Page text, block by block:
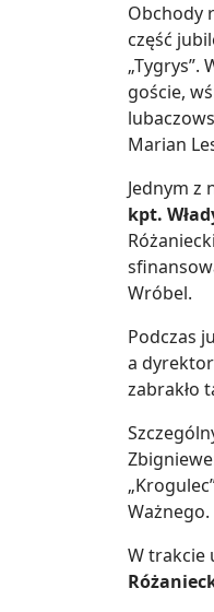
Obchody
część
goście,
Marian
Jednym z
kpt.
Wróbel.
Podczas
a
zabrakło
W trakcie